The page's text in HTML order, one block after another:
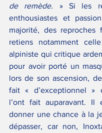
de remède. » Si les
enthousiastes et
majorité, des reproches
retiens notamment
alpiniste qui critique
pour avoir porté un
lors de son ascension,
fait « d’exceptionnel »
l’ont fait auparavant. Il
donner une chance à la
dépasser, car non,